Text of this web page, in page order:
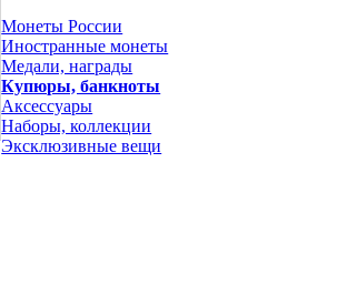
Монеты России
Иностранные монеты
Медали, награды
Купюры, банкноты
Аксессуары
Наборы, коллекции
Эксклюзивные вещи